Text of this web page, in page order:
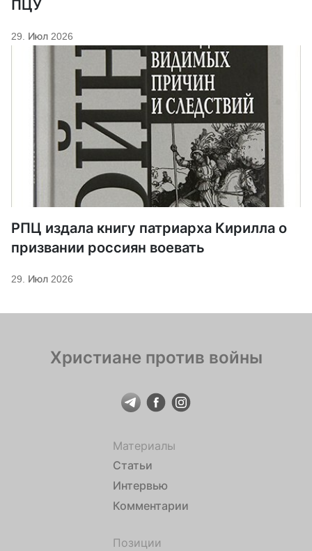
ПЦУ
29. Июл 2026
РПЦ издала книгу патриарха Кирилла о
призвании россиян воевать
29. Июл 2026
Христиане против войны
Материалы
Статьи
Интервью
Комментарии
Позиции